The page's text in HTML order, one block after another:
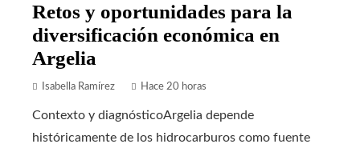
Retos y oportunidades para la
diversificación económica en
Argelia
Isabella Ramírez Hace 20 horas
Contexto y diagnósticoArgelia depende
históricamente de los hidrocarburos como fuente